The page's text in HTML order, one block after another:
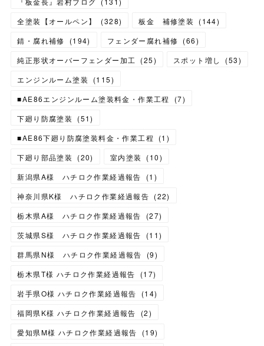
全塗装【オールペン】
(328) 板金 補修塗装 (144)
錆・腐れ補修
(194) フェンダー腐れ補修 (66)
純正形状オーバーフェンダー加工
(25) スポット増し (53)
エンジンルーム塗装
(115)
■AE86エンジンルーム塗装料金・作業工程
(7)
下廻り防腐塗装
(51)
■AE86下廻り防腐塗装料金・作業工程
(1 )
下廻り部品塗装
(20) 室内塗装 (10)
新潟県A様 ハチロク作業経過報告
(1 )
神奈川県K様 ハチロク作業経過報告 (22)
栃木県A様 ハチロク作業経過報告
(27)
茨城県S様 ハチロク作業経過報告
(11)
群馬県N様 ハチロク作業経過報告
(9)
栃木県T様 ハチロク作業経過報告
(17)
岩手県O様 ハチロク作業経過報告
(14)
福岡県K様 ハチロク作業経過報告
(2)
愛知県M様 ハチロク作業経過報告
(19)